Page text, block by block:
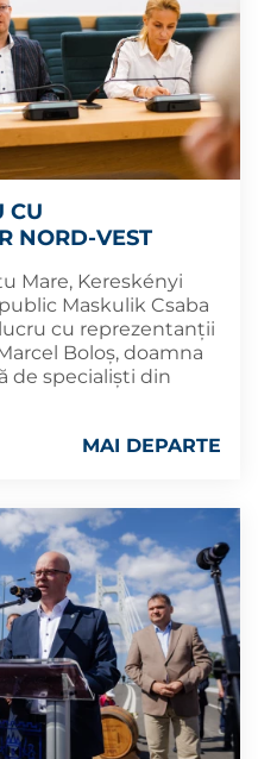
CU
NORD-VEST
Mare, Kereskényi
Maskulik Csaba
cu reprezentanții
Boloș, doamna
de specialiști din
MAI DEPARTE